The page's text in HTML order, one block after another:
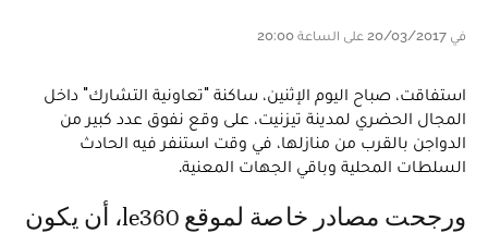
في 20/03/2017 على الساعة 20:00
استفاقت، صباح اليوم الإثنين، ساكنة "تعاونية التشارك" داخل
المجال الحضري لمدينة تيزنيت، على وقع نفوق عدد كبير من
الدواجن بالقرب من منازلها، في وقت استنفر فيه الحادث
السلطات المحلية وباقي الجهات المعنية.
ورجحت مصادر خاصة لموقع le360، أن يكون